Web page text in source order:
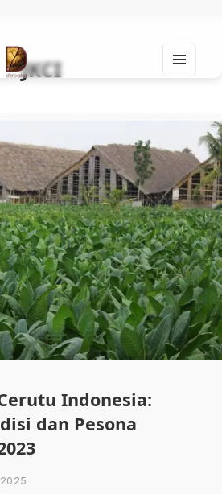
JKCI
Indonesia:
dan Pesona
2025